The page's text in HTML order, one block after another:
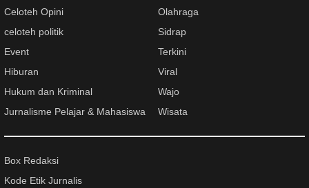
Celoteh Opini
celoteh politik
Event
Hiburan
Hukum dan Kriminal
Jurnalisme Pelajar & Mahasiswa
Olahraga
Sidrap
Terkini
Viral
Wajo
Wisata
Box Redaksi
Kode Etik Jurnalis